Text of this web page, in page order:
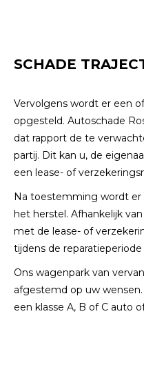
SCHADE
Vervolgens wordt er een
opgesteld. Autoschade
dat rapport de te
partij. Dit kan u, de
een lease- of
Na toestemming wordt er
het herstel. Afhankelijk
met de lease- of
tijdens de
Ons wagenpark van
afgestemd op uw
een klasse A, B of C auto